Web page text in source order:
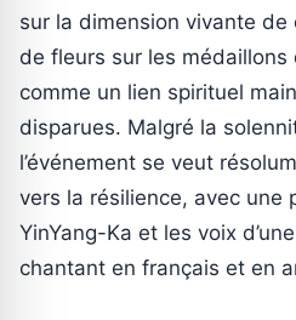
sur la dimension vivante
de fleurs sur les
comme un lien spirituel
disparues. Malgré la
l’événement se veut
vers la résilience, avec une
YinYang-Ka et les voix
chantant en français et en